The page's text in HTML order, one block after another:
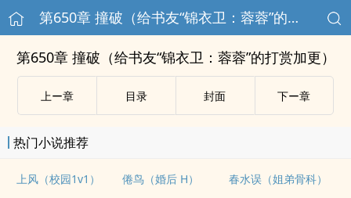
第650章 撞破（给书友“锦衣卫：蓉蓉”的打赏加更）
第650章 撞破（给书友“锦衣卫：蓉蓉”的打赏加更）
上ー章 目录 封面 下ー章
热门小说推荐
上风（校园1v1） 倦鸟（婚后 H）
春水误（姐弟骨科）